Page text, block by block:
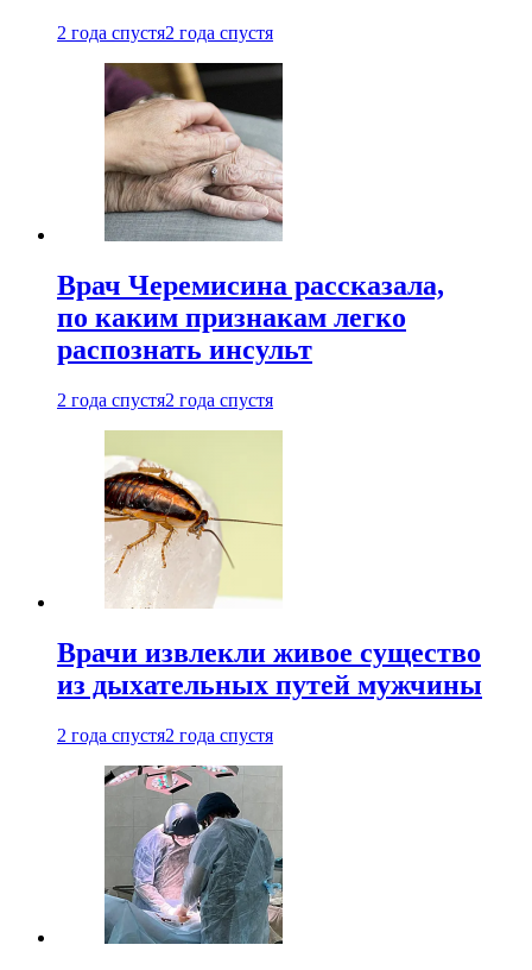
2 года спустя2 года спустя
Врач Черемисина рассказала,
по каким признакам легко
распознать инсульт
2 года спустя2 года спустя
Врачи извлекли живое существо
из дыхательных путей мужчины
2 года спустя2 года спустя